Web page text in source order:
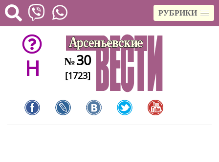
РУБРИКИ
H №30
[1723]